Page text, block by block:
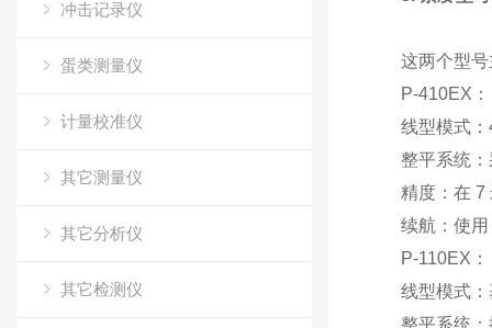
冲击记录仪
蛋类测量仪
计量校准仪
其它测量仪
其它分析仪
其它检测仪
这两个型号
P-410EX ：
线型模式：
整平系统：
精度：在 7
续航 ：使
P-110EX ：
线型模式
整平系统：